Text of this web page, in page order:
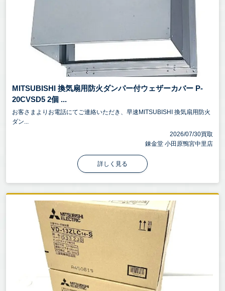
MITSUBISHI 換気扇用防火ダンパー付ウェザーカバー P-
20CVSD5 2個 ...
お客さまよりお電話にてご連絡いただき、早速MITSUBISHI 換気扇用防火
ダン...
2026/07/30買取
錬金堂 小田原鴨宮中里店
詳しく見る